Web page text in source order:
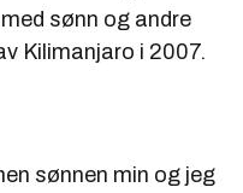
sønn og andre
Kilimanjaro i 2007.
sønnen min og jeg